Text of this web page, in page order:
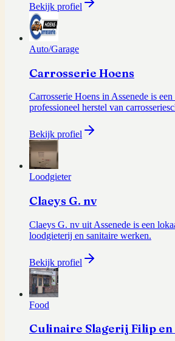
Bekijk profiel
Auto/Garage
Carrosserie Hoens
Carrosserie Hoens in Assenede is
professioneel herstel van
Bekijk profiel
Loodgieter
Claeys G. nv
Claeys G. nv uit Assenede is een
loodgieterij en sanitaire werken.
Bekijk profiel
Food
Culinaire Slagerij Filip en